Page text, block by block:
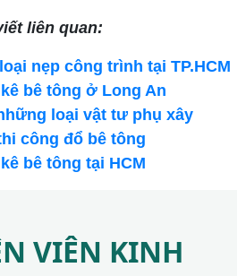
liên quan:
nẹp công trình tại TP.HCM
bê tông ở Long An
loại vật tư phụ xây
công đổ bê tông
bê tông tại HCM
VIÊN KINH